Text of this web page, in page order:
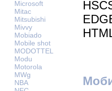
Microsoft
Mitac
Mitsubishi
Mivvy
Mobiado
Mobile shot
MODOTTEL
Modu
Motorola
MWg
NBA